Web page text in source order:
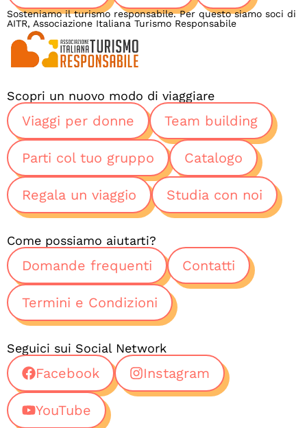
Sosteniamo il turismo responsabile. Per questo siamo soci di
AITR, Associazione Italiana Turismo Responsabile
Scopri un nuovo modo di viaggiare
Viaggi per donne Team building
Parti col tuo gruppo Catalogo
Regala un viaggio Studia con noi
Come possiamo aiutarti?
Domande frequenti Contatti
Termini e Condizioni
Seguici sui Social Network
Facebook Instagram
YouTube